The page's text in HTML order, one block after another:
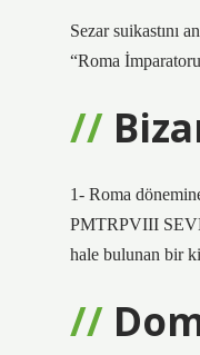
Sezar suikastını
“Roma
1- Roma
PMTRPVIII
hale bulunan bir